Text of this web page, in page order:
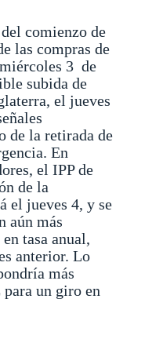
comienzo de
las compras de
3 de
subida de
el jueves
de la retirada de
En
el IPP de
de la
el jueves 4, y se
aún más
tasa anual,
anterior. Lo
más
para un giro en